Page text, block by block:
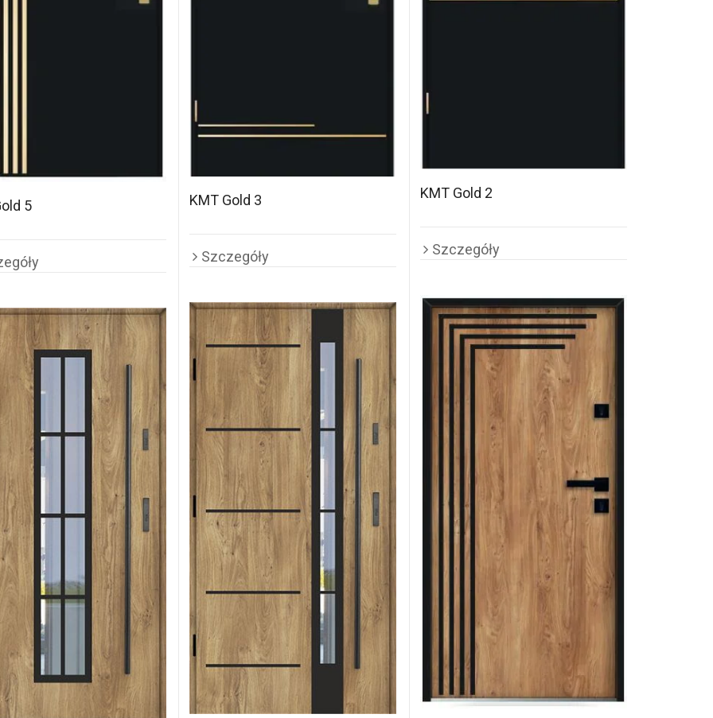
5 KMT Gold 3
Szczegóły
KMT Gold 2
Szczegóły